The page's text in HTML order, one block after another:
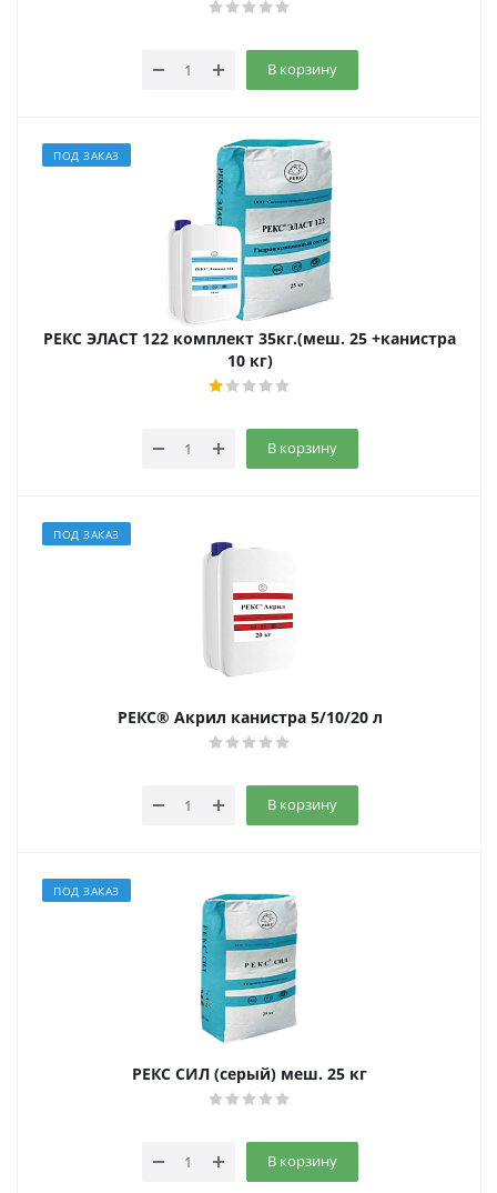
В корзину
ПОД ЗАКАЗ
РЕКС ЭЛАСТ 122 комплект 35кг.(меш. 25 +канистра
10 кг)
В корзину
ПОД ЗАКАЗ
РЕКС® Акрил канистра 5/10/20 л
В корзину
ПОД ЗАКАЗ
РЕКС СИЛ (серый) меш. 25 кг
В корзину